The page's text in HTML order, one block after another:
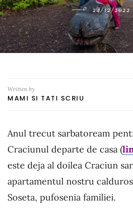
24/12/2022
Written by
MAMI SI TATI SCRIU
Anul trecut sarbatoream
Craciunul departe de casa (
este deja al doilea Craciun
apartamentul nostru
Soseta, pufosenia familiei.